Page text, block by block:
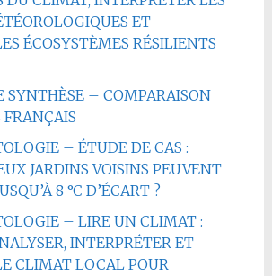
ET
ÉCOSYSTÈMES RÉSILIENTS
SYNTHÈSE – COMPARAISON
– ÉTUDE DE CAS :
JARDINS VOISINS PEUVENT
8 °C D’ÉCART ?
– LIRE UN CLIMAT :
INTERPRÉTER ET
CLIMAT LOCAL POUR